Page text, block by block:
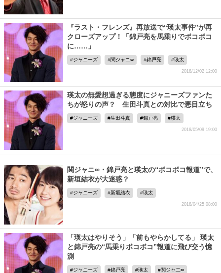
『ラスト・フレンズ』再放送で“瑛太事件”が再
クローズアップ！「錦戸亮を馬乗りでボコボコ
に……」
ジャニーズ 関ジャニ∞ 錦戸亮 瑛太
2018/12/02 12:00
瑛太の無愛想過ぎる態度にジャニーズファンた
ちが怒りの声？ 生田斗真との対比で悪目立ち
ジャニーズ 生田斗真 錦戸亮 瑛太
2018/05/09 19:00
関ジャニ∞・錦戸亮と瑛太の“ボコボコ報道”で、
新垣結衣が大迷惑？
ジャニーズ 新垣結衣 瑛太
2018/04/25 08:00
「瑛太はやりそう」「前もやらかしてる」 瑛太
と錦戸亮の“馬乗りボコボコ”報道に飛び交う憶
測
ジャニーズ 錦戸亮 瑛太 関ジャ二∞